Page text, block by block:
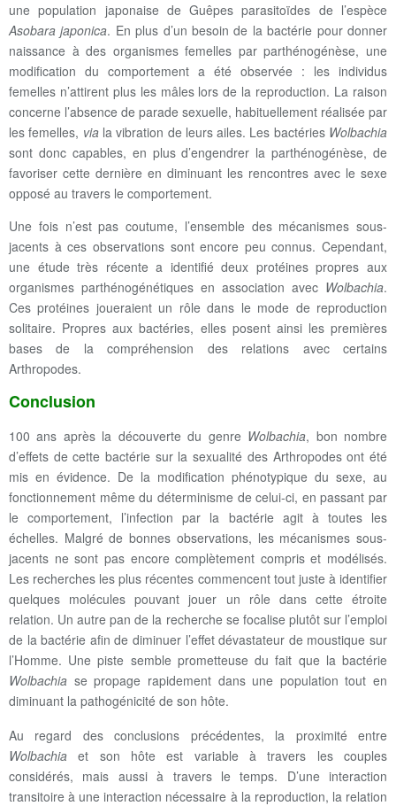
une population japonaise de Guêpes parasitoïdes de l’espèce
Asobara japonica. En plus d’un besoin de la bactérie pour donner
naissance à des organismes femelles par parthénogénèse, une
modification du comportement a été observée : les individus
femelles n’attirent plus les mâles lors de la reproduction. La raison
concerne l’absence de parade sexuelle, habituellement réalisée par
les femelles, viala vibration de leurs ailes. Les bactéries Wolbachia
sont donc capables, en plus d’engendrer la parthénogénèse, de
favoriser cette dernière en diminuant les rencontres avec le sexe
opposé au travers le comportement.
Une fois n’est pas coutume, l’ensemble des mécanismes sous-
jacents à ces observations sont encore peu connus. Cependant,
une étude très récente a identifié deux protéines propres aux
organismes parthénogénétiques en association avec Wolbachia.
Ces protéines joueraient un rôle dans le mode de reproduction
solitaire. Propres aux bactéries, elles posent ainsi les premières
bases de la compréhension des relations avec certains
Arthropodes.
Conclusion
100 ans après la découverte du genre Wolbachia, bon nombre
d’effets de cette bactérie sur la sexualité des Arthropodes ont été
mis en évidence. De la modification phénotypique du sexe, au
fonctionnement même du déterminisme de celui-ci, en passant par
le comportement, l’infection par la bactérie agit à toutes les
échelles. Malgré de bonnes observations, les mécanismes sous-
jacents ne sont pas encore complètement compris et modélisés.
Les recherches les plus récentes commencent tout juste à identifier
quelques molécules pouvant jouer un rôle dans cette étroite
relation. Un autre pan de la recherche se focalise plutôt sur l’emploi
de la bactérie afin de diminuer l’effet dévastateur de moustique sur
l’Homme. Une piste semble prometteuse du fait que la bactérie
Wolbachia se propage rapidement dans une population tout en
diminuant la pathogénicité de son hôte.
Au regard des conclusions précédentes, la proximité entre
Wolbachiaet son hôte est variable à travers les couples
considérés, mais aussi à travers le temps. D’une interaction
transitoire à une interaction nécessaire à la reproduction, la relation